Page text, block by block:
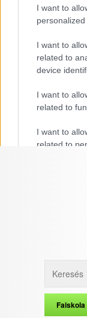
I want to
personalized
I want to
related to
device
I want to
related to
I want to
related to
Data Deletion
10
2
10